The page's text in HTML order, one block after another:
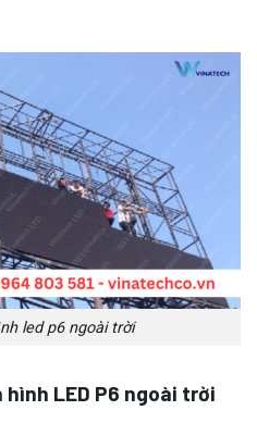
led p6 ngoài trời
LED P6 ngoài trời